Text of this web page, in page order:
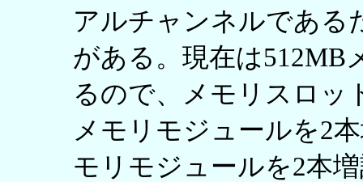
アルチャンネルである
がある。現在は512MB
るので、メモリスロッ
メモリモジュールを2
モリモジュールを2本